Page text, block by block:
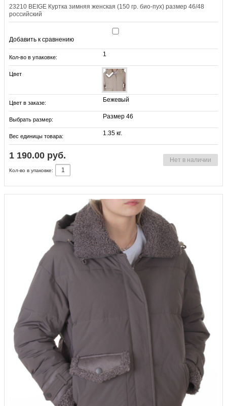
23210 BEIGE Куртка зимняя женская (150 гр. био-пух) размер 46/48
российский
Добавить к сравнению
Кол-во в упаковке: 1
Цвет
Цвет в заказе: Бежевый
Выбрать размер: Размер 46
Вес единицы товара: 1.35 кг.
1 190.00 руб. Нет в наличии
Кол-во в упаковке: